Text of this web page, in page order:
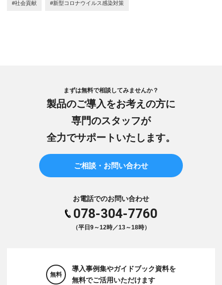
#社会貢献 #新型コロナウイルス感染対策
まずは無料で相談してみませんか？
製品のご導入をお考えの方に
専門のスタッフが
全力でサポートいたします。
ご相談・お問い合わせ
お電話でのお問い合わせ
078-304-7760
（平日9～12時／13～18時）
無料
導入事例集やガイドブック資料を
無料でご活用いただけます